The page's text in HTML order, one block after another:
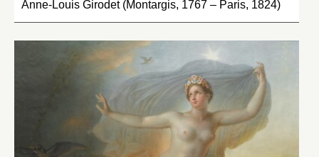
Anne-Louis Girodet (Montargis, 1767 – Paris, 1824)